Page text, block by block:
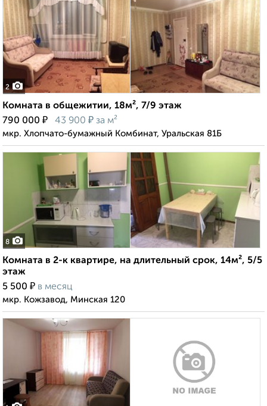
2
Комната в общежитии, 18м², 7/9 этаж
790 000 ₽ 43 900 ₽ за м²
мкр. Хлопчато-бумажный Комбинат, Уральская 81Б
8
Комната в 2-к квартире, на длительный срок, 14м², 5/5
этаж
5 500 ₽ в месяц
мкр. Кожзавод, Минская 120